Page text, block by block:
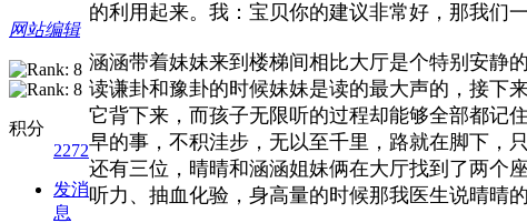
网站编辑
积分
2272
发消
息
的利用起来。我：宝贝你的建议非常好，那我们
涵涵带着妹妹来到楼梯间相比大厅是个特别安静
读谦卦和豫卦的时候妹妹是读的最大声的，接下
它背下来，而孩子无限听的过程却能够全部都记
早的事，不积洼步，无以至千里，路就在脚下，
还有三位，晴晴和涵涵姐妹俩在大厅找到了两个
听力、抽血化验，身高量的时候那我医生说晴晴